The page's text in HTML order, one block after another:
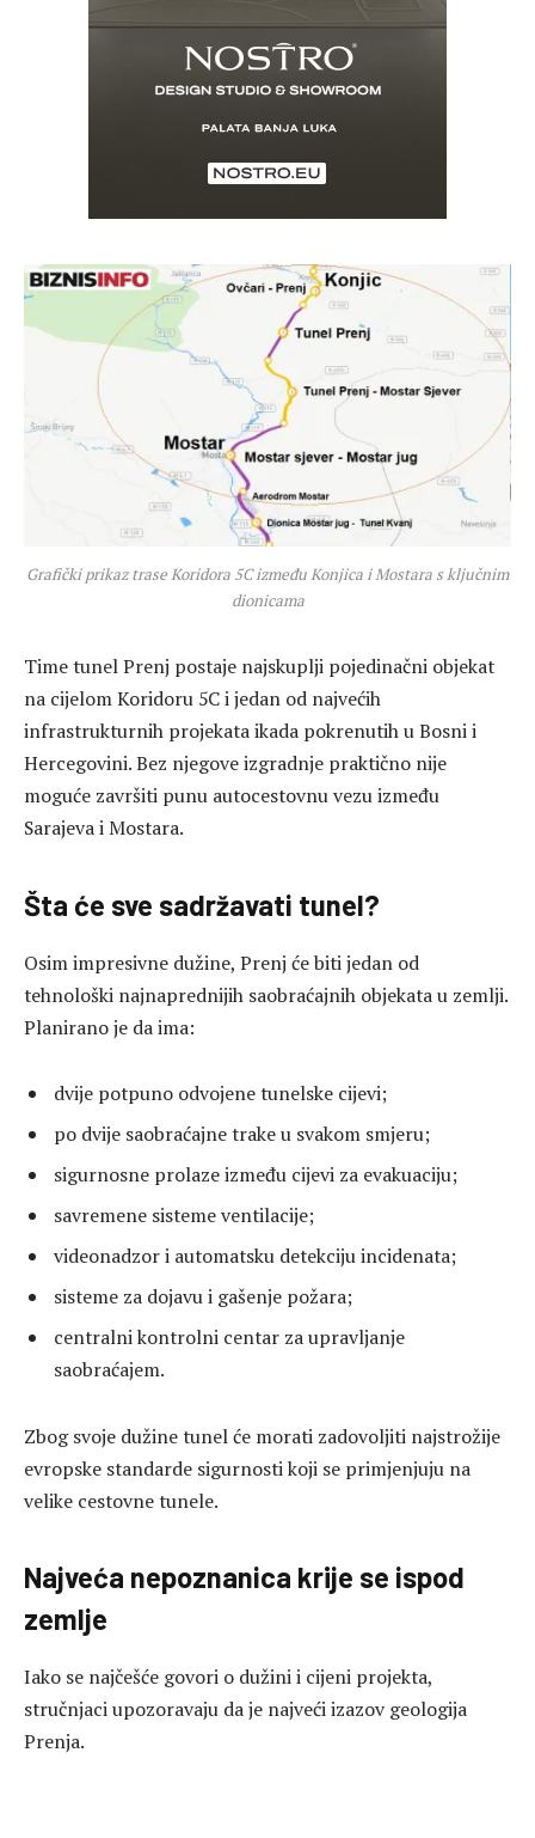
Grafički prikaz trase Koridora 5C između Konjica i Mostara s ključnim
dionicama
Time tunel Prenj postaje najskuplji pojedinačni objekat
na cijelom Koridoru 5C i jedan od najvećih
infrastrukturnih projekata ikada pokrenutih u Bosni i
Hercegovini. Bez njegove izgradnje praktično nije
moguće završiti punu autocestovnu vezu između
Sarajeva i Mostara.
Šta će sve sadržavati tunel?
Osim impresivne dužine, Prenj će biti jedan od
tehnološki najnaprednijih saobraćajnih objekata u zemlji.
Planirano je da ima:
dvije potpuno odvojene tunelske cijevi;
po dvije saobraćajne trake u svakom smjeru;
sigurnosne prolaze između cijevi za evakuaciju;
savremene sisteme ventilacije;
videonadzor i automatsku detekciju incidenata;
sisteme za dojavu i gašenje požara;
centralni kontrolni centar za upravljanje
saobraćajem.
Zbog svoje dužine tunel će morati zadovoljiti najstrožije
evropske standarde sigurnosti koji se primjenjuju na
velike cestovne tunele.
Najveća nepoznanica krije se ispod
zemlje
Iako se najčešće govori o dužini i cijeni projekta,
stručnjaci upozoravaju da je najveći izazov geologija
Prenja.